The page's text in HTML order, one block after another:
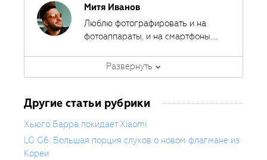
Митя Иванов
Люблю фотографировать и на
фотоаппараты, и на смартфоны.
которая всегда с собой.
Автор курсов и эксперт
Fotoshkola.net
Развернуть
Другие статьи рубрики
Хьюго Барра покидает Xiaomi
LG G6: Большая порция слухов о новом флагмане из
Кореи